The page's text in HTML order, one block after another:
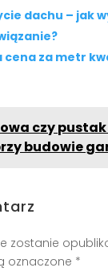
dachu – jak
cena za metr
czy pustak
budowie
zostanie
oznaczone *